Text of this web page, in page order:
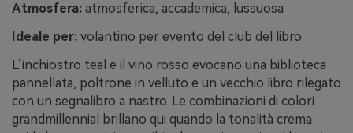
Atmosfera: atmosferica, accademica, lussuosa
Ideale per: volantino per evento del club del libro
L’inchiostro teal e il vino rosso evocano una biblioteca
pannellata, poltrone in velluto e un vecchio libro rilegato
con un segnalibro a nastro. Le combinazioni di colori
grandmillennial brillano qui quando la tonalità crema